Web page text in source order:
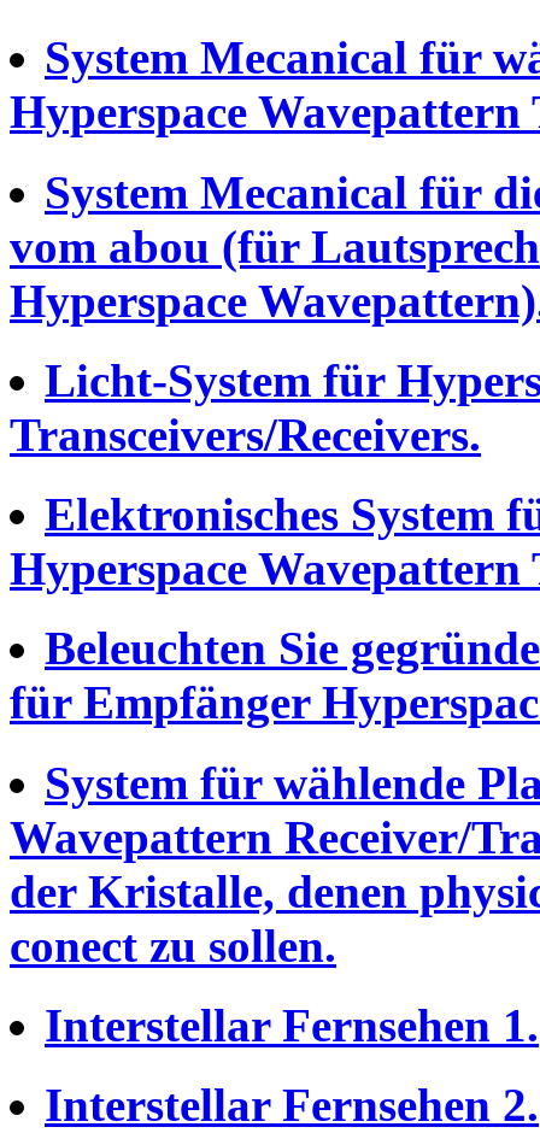
System Mecanical für
Hyperspace Wavepattern
System Mecanical für
vom abou (für
Hyperspace
Licht-System für
Transceivers/Receivers.
Elektronisches System
Hyperspace Wavepattern
Beleuchten Sie
für Empfänger
System für wählende
Wavepattern Receiver/
der Kristalle, denen
conect zu sollen.
Interstellar Fernsehen 1.
Interstellar Fernsehen 2.